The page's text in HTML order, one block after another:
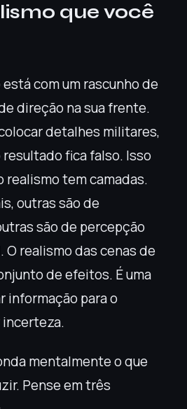
que você
com um rascunho de
direção na sua frente.
detalhes militares,
resultado fica falso. Isso
realismo tem camadas.
outras são de
são de percepção
O realismo das cenas de
de efeitos. É uma
informação para o
mentalmente o que
Pense em três